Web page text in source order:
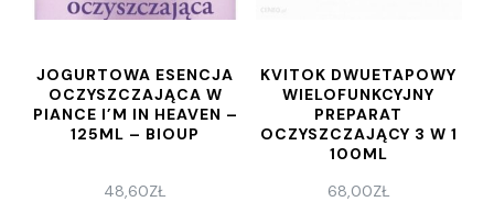
JOGURTOWA ESENCJA
OCZYSZCZAJĄCA W
PIANCE I’M IN HEAVEN –
125ML – BIOUP
48,60ZŁ
KVITOK DWUETAPOWY
WIELOFUNKCYJNY
PREPARAT
OCZYSZCZAJĄCY 3 W 1
100ML
68,00ZŁ